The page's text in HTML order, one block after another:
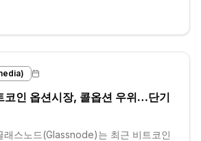
코인 옵션시장, 콜옵션 우위…단기
래스노드(Glassnode)는 최근 비트코인